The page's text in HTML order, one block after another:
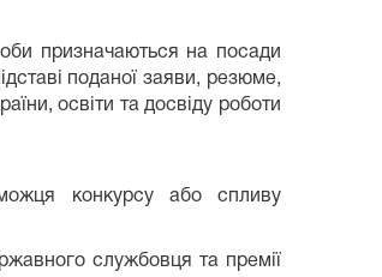
призначаються на посади
поданої заяви, резюме,
освіти та досвіду роботи
конкурсу або спливу
службовця та премії